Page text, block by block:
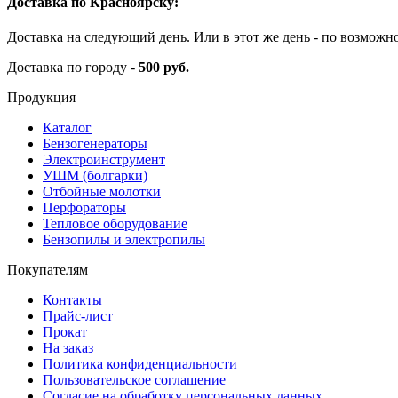
Доставка на следующий день. Или в этот же день - по
Доставка по городу - 500 руб.
Продукция
Каталог
Бензогенераторы
Электроинструмент
УШМ (болгарки)
Отбойные молотки
Перфораторы
Тепловое оборудование
Бензопилы и электропилы
Покупателям
Контакты
Прайс-лист
Прокат
На заказ
Политика конфиденциальности
Пользовательское соглашение